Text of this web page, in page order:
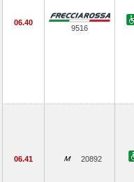
06.40
9516
06.41 20892